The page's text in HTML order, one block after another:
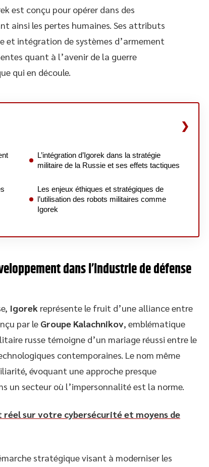
est conçu pour opérer dans des
ainsi les pertes humaines. Ses attributs
intégration de systèmes d’armement
quant à l’avenir de la guerre
qui en découle.
L’intégration d’Igorek dans la stratégie
militaire de la Russie et ses effets tactiques
Les enjeux éthiques et stratégiques de
l’utilisation des robots militaires comme
Igorek
dans l’industrie de défense
Igorek représente le fruit d’une alliance entre
par le Groupe Kalachnikov, emblématique
russe témoigne d’un mariage réussi entre le
contemporaines. Le nom même
évoquant une approche presque
un secteur où l’impersonnalité est la norme.
réel sur votre cybersécurité et moyens de
stratégique visant à moderniser les